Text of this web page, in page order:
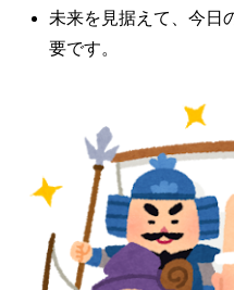
未来を見据えて、今日
要です。